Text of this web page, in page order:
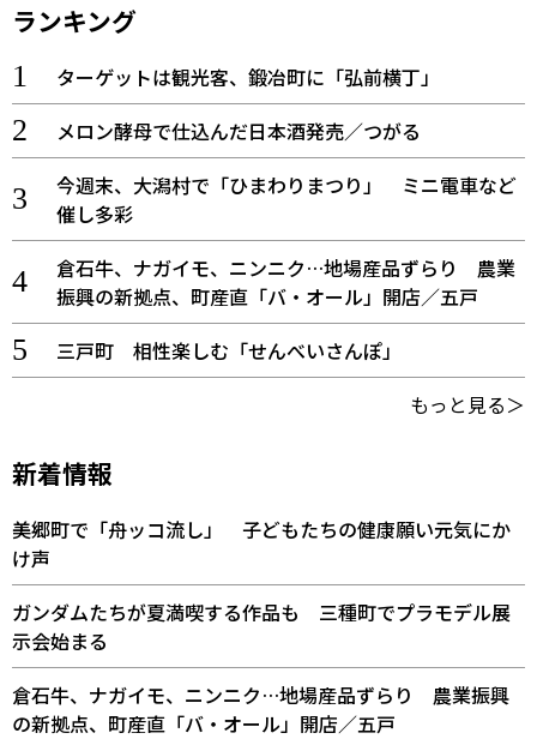
ランキング
ターゲットは観光客、鍛冶町に「弘前横丁」
メロン酵母で仕込んだ日本酒発売／つがる
今週末、大潟村で「ひまわりまつり」 ミニ電車など
催し多彩
倉石牛、ナガイモ、ニンニク…地場産品ずらり 農業
振興の新拠点、町産直「バ・オール」開店／五戸
三戸町 相性楽しむ「せんべいさんぽ」
もっと見る＞
新着情報
美郷町で「舟ッコ流し」 子どもたちの健康願い元気にか
け声
ガンダムたちが夏満喫する作品も 三種町でプラモデル展
示会始まる
倉石牛、ナガイモ、ニンニク…地場産品ずらり 農業振興
の新拠点、町産直「バ・オール」開店／五戸